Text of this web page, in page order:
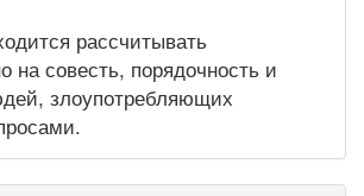
рассчитывать
на совесть, порядочность и
злоупотребляющих